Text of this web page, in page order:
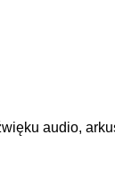
audio,